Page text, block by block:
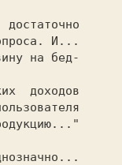
достаточно
И...
на бед-
доходов